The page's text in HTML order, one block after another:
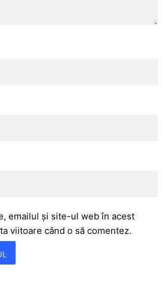
emailul și site-ul web în acest
viitoare când o să comentez.